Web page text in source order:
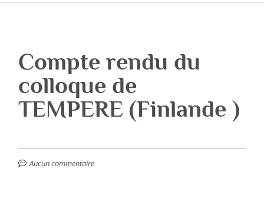
Compte rendu du
colloque de
TEMPERE (Finlande )
Aucun commentaire